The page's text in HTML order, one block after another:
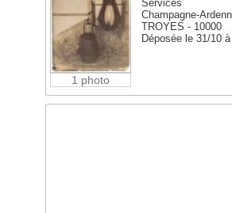
1 photo
Services
Champagne-
TROYES - 10000
Déposée le 31/10